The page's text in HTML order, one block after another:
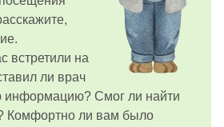
встретили на
ли врач
информацию? Смог ли найти
Комфортно ли вам было